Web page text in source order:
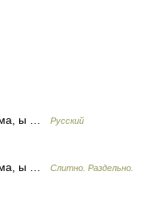
ы …
Русский
ма, ы …
Слитно. Раздельно.